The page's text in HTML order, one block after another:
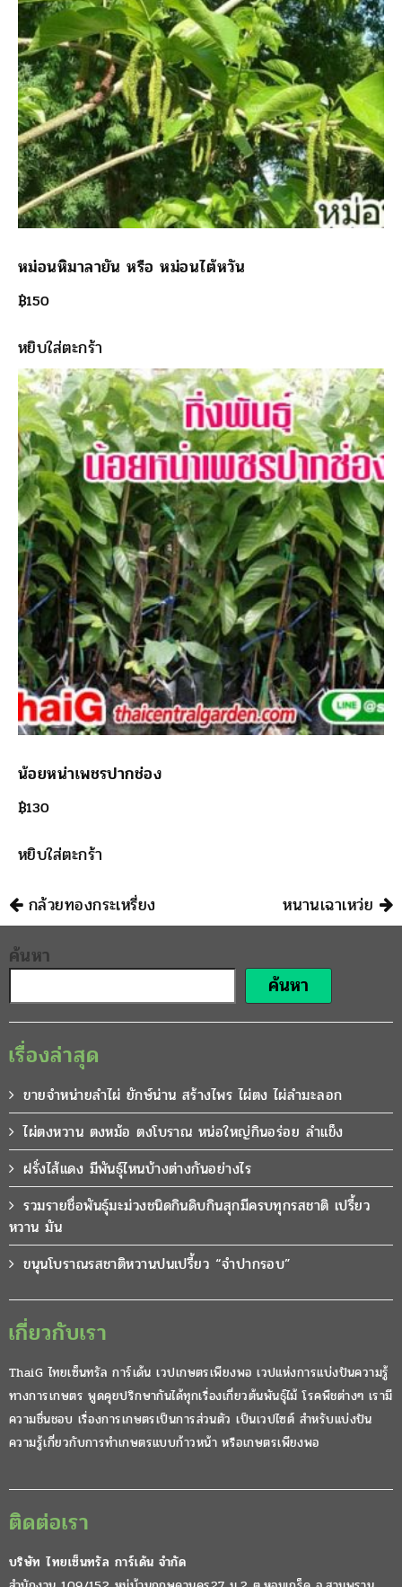
หม่อนหิมาลายัน หรือ หม่อนไต้หวัน
฿150
หยิบใส่ตะกร้า
น้อยหน่าเพชรปากช่อง
฿130
หยิบใส่ตะกร้า
นำทาง
กล้วยทองกระเหรี่ยง หนานเฉาเหว่ย
ค้นหา
ค้นหา
เรื่องล่าสุด
ขายจำหน่ายลำไผ่ ยักษ์น่าน สร้างไพร ไผ่ตง ไผ่ลำมะลอก
ไผ่ตงหวาน ตงหม้อ ตงโบราณ หน่อใหญ่กินอร่อย ลำแข็ง
ฝรั่งไส้แดง มีพันธุ์ไหนบ้างต่างกันอย่างไร
รวมรายชื่อพันธุ์มะม่วงชนิดกินดิบกินสุกมีครบทุกรสชาติ เปรี้ยว
หวาน มัน
ขนุนโบราณรสชาติหวานปนเปรี้ยว “จำปากรอบ”
เกี่ยวกับเรา
ThaiG ไทยเซ็นทรัล การ์เด้น เวปเกษตรเพียงพอ เวปแห่งการแบ่งปันความรู้
ทางการเกษตร พูดคุยปรึกษากันได้ทุกเรื่องเกี่ยวต้นพันธุ์ไม้ โรคพืชต่างๆ เรามี
ความชื่นชอบ เรื่องการเกษตรเป็นการส่วนตัว เป็นเวปไซต์ สำหรับแบ่งปัน
ความรู้เกี่ยวกับการทำเกษตรแบบก้าวหน้า หรือเกษตรเพียงพอ
ติดต่อเรา
บริษัท ไทยเซ็นทรัล การ์เด้น จำกัด